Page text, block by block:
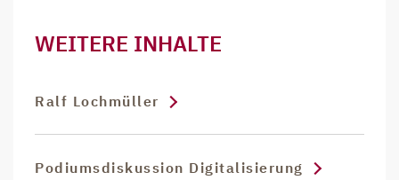
WEITERE INHALTE
Ralf Lochmüller
Podiumsdiskussion Digitalisierung